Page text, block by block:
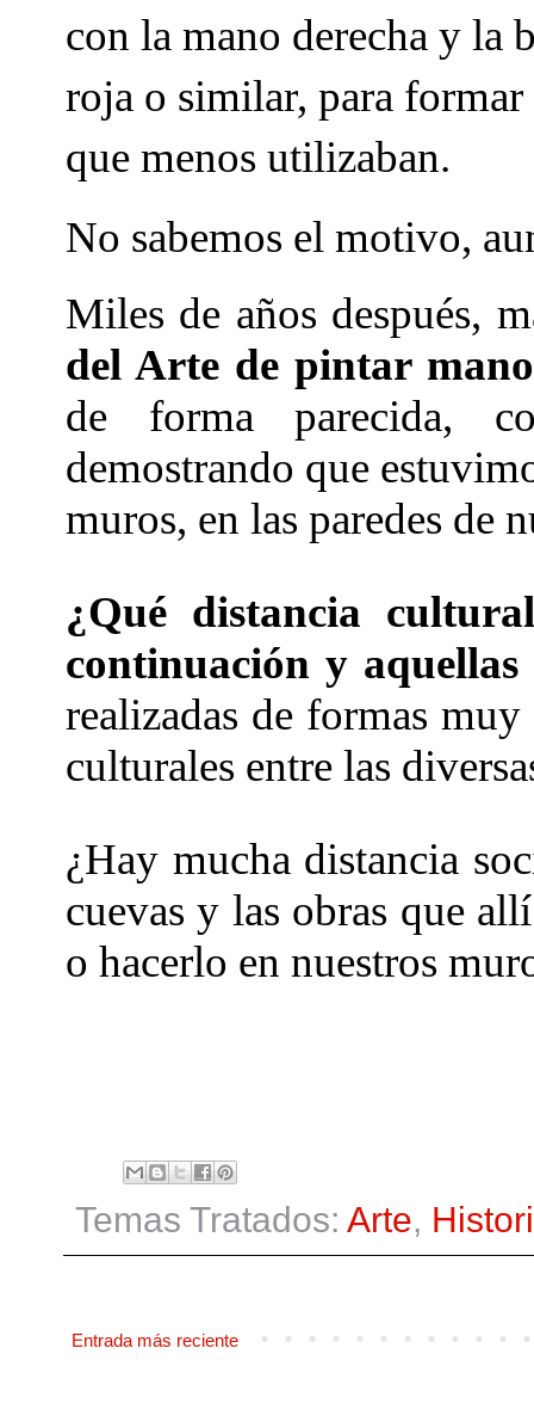
con la mano derecha y la
roja o similar, para
que menos utilizaban.
No sabemos el motivo,
Miles de años después,
del Arte de pintar
de forma parecida,
demostrando que
muros, en las paredes de
¿Qué distancia
continuación y
realizadas de formas
culturales entre las
¿Hay mucha distancia
cuevas y las obras que
o hacerlo en nuestros
Temas Tratados: Arte,
Entrada más reciente